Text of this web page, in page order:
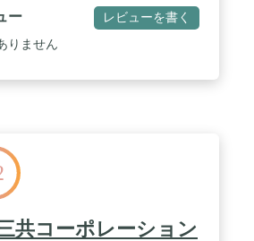
ッグより強いです。 / 持ち手に、
付いている足長いメッシュ敷材が
さをバランスにして、手に優しい
の収納にも便利です。 / しっかり
で、作業工具や中小の品物の収納
テナンス作業や出張に大活躍で
限定保証があります。 製品に問題
いつでもご連絡ください。
ー レビューを書く
りません
共コーポレーション